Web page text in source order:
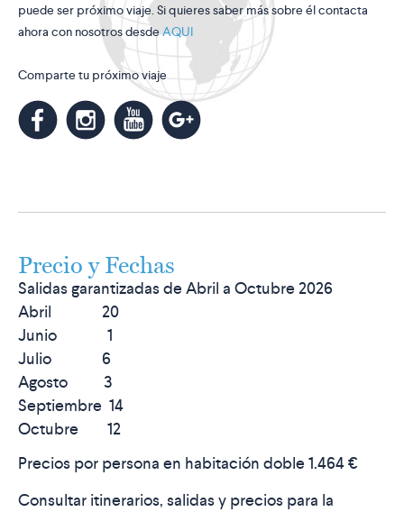
puede ser próximo viaje. Si quieres saber más sobre él contacta
ahora con nosotros desdeAQUI
Comparte tu próximo viaje
mknl
Precio y Fechas
Salidas garantizadas de Abril a Octubre 2026
Abril 20
Junio 1
Julio 6
Agosto 3
Septiembre 14
Octubre 12
Precios por persona en habitación doble1.464 €
Consultar itinerarios, salidas y precios para la